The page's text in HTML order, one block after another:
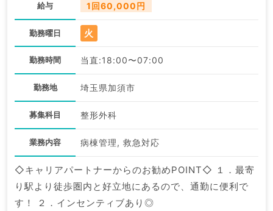
給与 1回60,000円
勤務曜日 火
勤務時間 当直:18:00〜07:00
勤務地 埼玉県加須市
募集科目 整形外科
業務内容 病棟管理, 救急対応
◇キャリアパートナーからのお勧めPOINT◇ １．最寄
り駅より徒歩圏内と好立地にあるので、通勤に便利で
す！ ２．インセンティブあり◎